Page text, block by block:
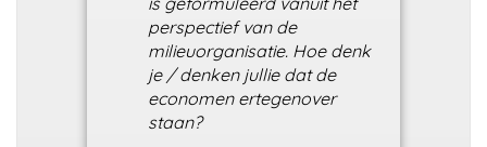
perspectief van de
milieuorganisatie. Hoe denk
je / denken jullie dat de
economen ertegenover
staan?